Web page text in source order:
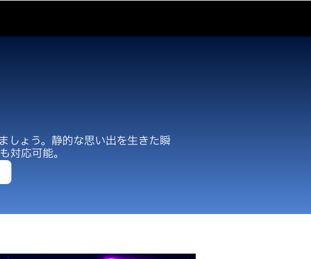
する方法：ステ
年版）
しょう。静的な思い出を生きた瞬
対応可能。